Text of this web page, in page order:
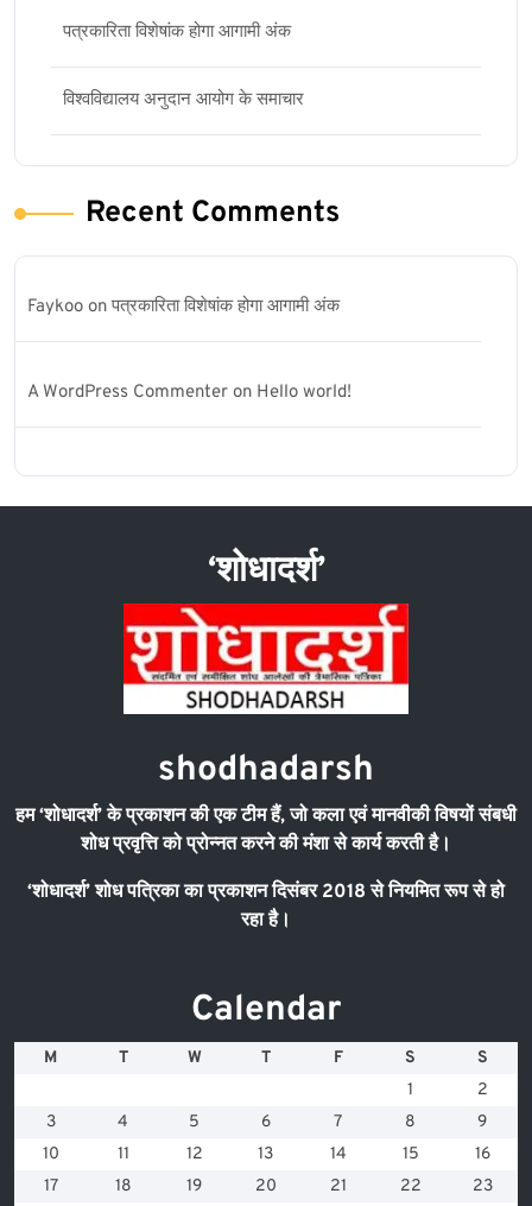
पत्रकारिता विशेषांक होगा आगामी अंक
विश्वविद्यालय अनुदान आयोग के समाचार
Recent Comments
Faykoo on पत्रकारिता विशेषांक होगा आगामी अंक
A WordPress Commenter on Hello world!
‘शोधादर्श’
shodhadarsh
हम‘शोधादर्श’के प्रकाशन की एक टीम हैं,जो कला एवं मानवीकी विषयों संबधी
शोध प्रवृत्ति को प्रोन्नत करने की मंशा से कार्य करती है।
‘शोधादर्श’शोध पत्रिका का प्रकाशन दिसंबर 2018से नियमित रूप से हो
रहा है।
Calendar
M T W T F S
S
1
2
3
4 5 6 7 8
9
10
11 12 13 14 15
16
17
18 19 20 21 22 23